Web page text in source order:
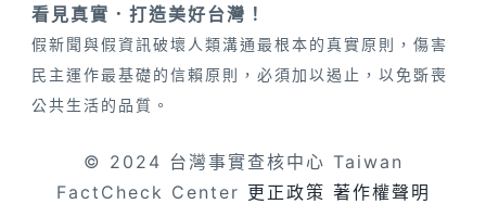
看見真實．打造美好台灣！
假新聞與假資訊破壞人類溝通最根本的真實原則，傷害
民主運作最基礎的信賴原則，必須加以遏止，以免斲喪
公共生活的品質。
© 2024 台灣事實查核中心 Taiwan
FactCheck Center 更正政策 著作權聲明